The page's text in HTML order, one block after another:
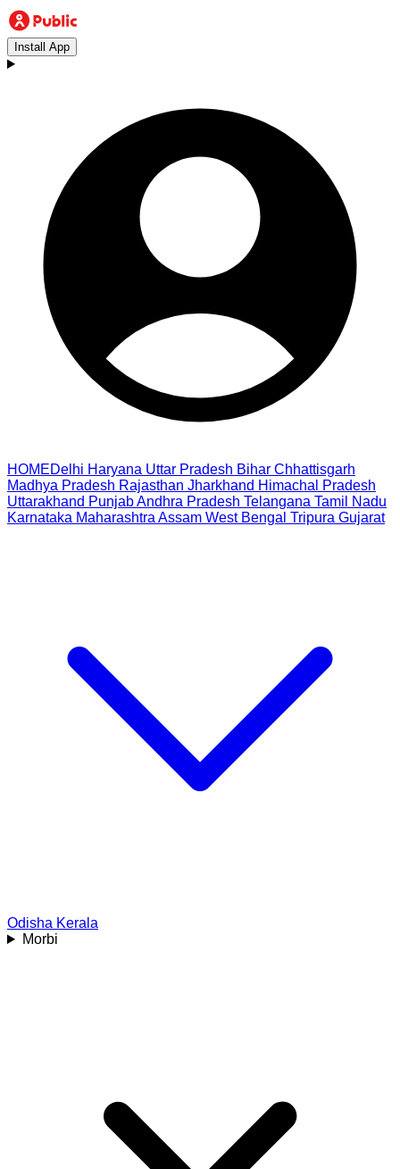
Install App
HOMEDelhi Haryana Uttar Pradesh Bihar Chhattisgarh
Madhya Pradesh Rajasthan Jharkhand Himachal Pradesh
Uttarakhand PunjabAndhra Pradesh Telangana Tamil Nadu
Karnataka Maharashtra Assam West Bengal Tripura Gujarat
Odisha Kerala
Morbi